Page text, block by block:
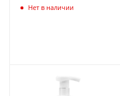
Нет в наличии